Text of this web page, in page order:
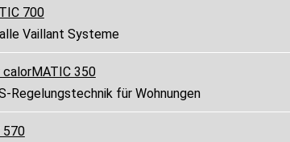
700
Vaillant Systeme
350
Regelungstechnik für Wohnungen
570